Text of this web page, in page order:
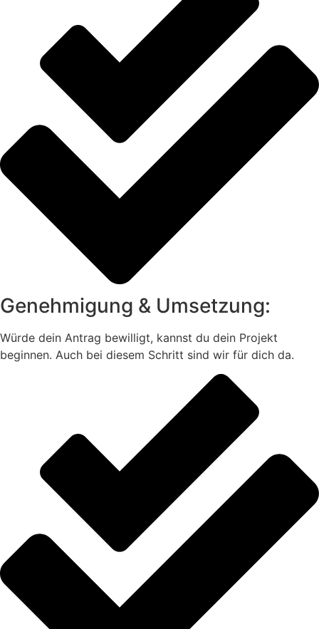
Genehmigung & Umsetzung:
Würde dein Antrag bewilligt, kannst du dein Projekt
beginnen. Auch bei diesem Schritt sind wir für dich da.